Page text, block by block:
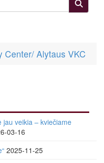
Center/ Alytaus VKC
jau veikia – kviečiame
03-16
2025-11-25